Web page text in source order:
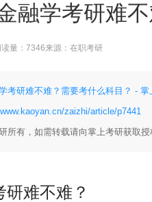
融学考研难
量： 7346来源： 在职考研
考研难不难？需要考什么科目？ - 掌
zaizhi/article/p7441
所有，如需转载请向掌上考研获取授
难不难？